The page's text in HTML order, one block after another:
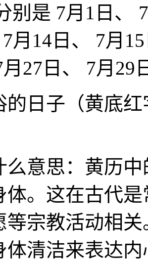
别是 7月1日、
月14日、 7月
27日、 7月29
的日子（黄底红
么意思：黄历
体。这在古代
等宗教活动相
体清洁来表达